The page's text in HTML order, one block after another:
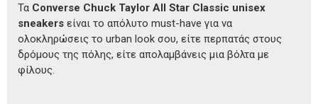
Τα Converse Chuck Taylor All Star Classic unisex
sneakers είναι το απόλυτο must-have για να
ολοκληρώσεις το urban look σου, είτε περπατάς στους
δρόμους της πόλης, είτε απολαμβάνεις μια βόλτα με
φίλους.